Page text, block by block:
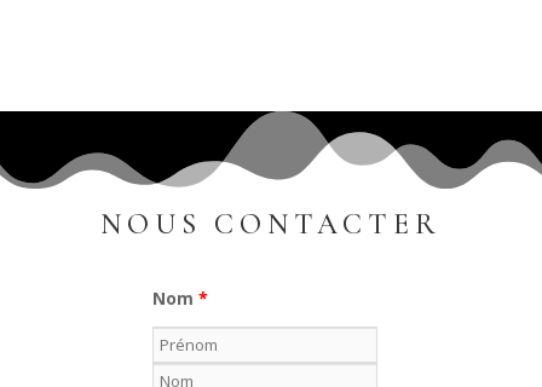
NOUS CONTACTER
Nom*